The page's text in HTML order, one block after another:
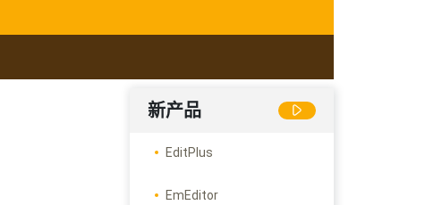
新产品
EditPlus
EmEditor